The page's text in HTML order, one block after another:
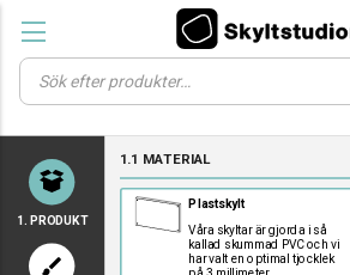
Products
search
1. PRODUKT
brush
1.1 MATERIAL
Plastskylt
Våra skyltar är gjorda i så
kallad skummad PVC och vi
har valt en optimal tjocklek